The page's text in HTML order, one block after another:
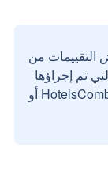
التقييمات من
تم إجراؤها
بواسطة مستخدمين حقيقيين مع HotelsCombined أو